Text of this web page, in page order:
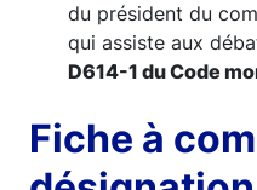
du président du
qui assiste aux
D614-1 du Code
Fiche à